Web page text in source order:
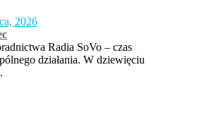
2026
Radia SoVo – czas
działania. W dziewięciu